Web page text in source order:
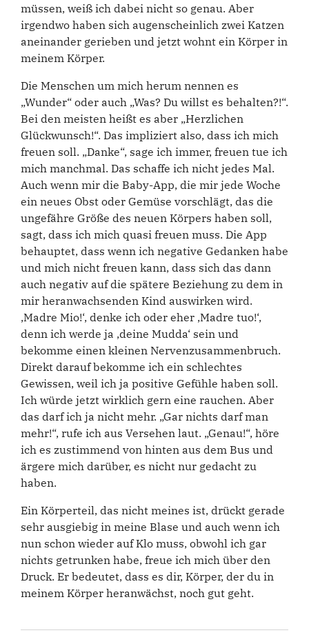
müssen, weiß ich dabei nicht so genau. Aber
irgendwo haben sich augenscheinlich zwei Katzen
aneinander gerieben und jetzt wohnt ein Körper in
meinem Körper.
Die Menschen um mich herum nennen es
„Wunder“ oder auch „Was? Du willst es behalten?!“.
Bei den meisten heißt es aber „Herzlichen
Glückwunsch!“. Das impliziert also, dass ich mich
freuen soll. „Danke“, sage ich immer, freuen tue ich
mich manchmal. Das schaffe ich nicht jedes Mal.
Auch wenn mir die Baby-App, die mir jede Woche
ein neues Obst oder Gemüse vorschlägt, das die
ungefähre Größe des neuen Körpers haben soll,
sagt, dass ich mich quasi freuen muss. Die App
behauptet, dass wenn ich negative Gedanken habe
und mich nicht freuen kann, dass sich das dann
auch negativ auf die spätere Beziehung zu dem in
mir heranwachsenden Kind auswirken wird.
‚Madre Mio!‘, denke ich oder eher ‚Madre tuo!‘,
denn ich werde ja ‚deine Mudda‘ sein und
bekomme einen kleinen Nervenzusammenbruch.
Direkt darauf bekomme ich ein schlechtes
Gewissen, weil ich ja positive Gefühle haben soll.
Ich würde jetzt wirklich gern eine rauchen. Aber
das darf ich ja nicht mehr. „Gar nichts darf man
mehr!“, rufe ich aus Versehen laut. „Genau!“, höre
ich es zustimmend von hinten aus dem Bus und
ärgere mich darüber, es nicht nur gedacht zu
haben.
Ein Körperteil, das nicht meines ist, drückt gerade
sehr ausgiebig in meine Blase und auch wenn ich
nun schon wieder auf Klo muss, obwohl ich gar
nichts getrunken habe, freue ich mich über den
Druck. Er bedeutet, dass es dir, Körper, der du in
meinem Körper heranwächst, noch gut geht.